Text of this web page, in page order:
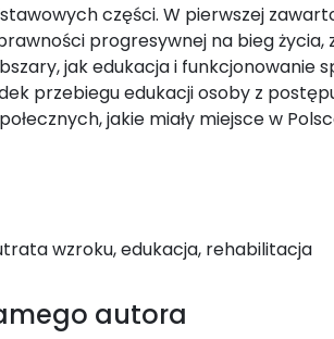
części. W pierwszej
progresywnej na bieg życia,
jak edukacja i funkcjonowanie
przebiegu edukacji osoby z
jakie miały miejsce w
wzroku, edukacja, rehabilitacja
autora